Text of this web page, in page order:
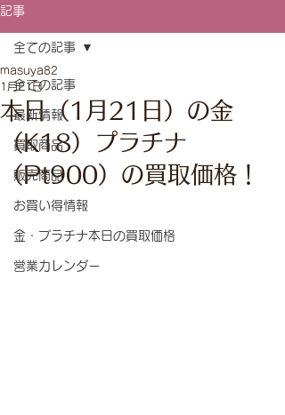
記事
全ての記事
最新情報
買取商品
販売商品
お買い得情報
金・プラチナ本日の買取価格
営業カレンダー
全ての記事
本日（1月21日）の金
（K18）プラチナ
（Pt900）の買取価格！
masuya82
1月21日